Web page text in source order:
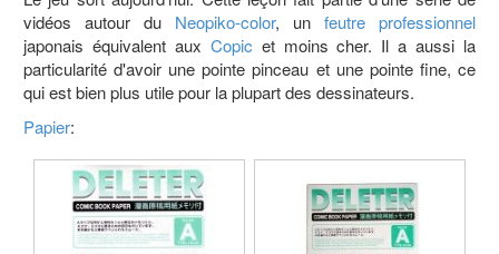
vidéos autour du Neopiko-color, un feutre professionnel
japonais équivalent aux Copic et moins cher. Il a aussi la
particularité d'avoir une pointe pinceau et une pointe fine, ce
qui est bien plus utile pour la plupart des dessinateurs.
Papier: